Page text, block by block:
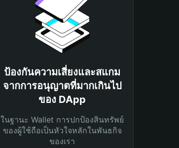
ป้องกันความเสี่ยงและสแกม
จากการอนุญาตที่มากเกินไป
ของ DApp
ในฐานะ Wallet การปกป้องสินทรัพย์
ของผู้ใช้ถือเป็นหัวใจหลักในพันธกิจ
ของเรา